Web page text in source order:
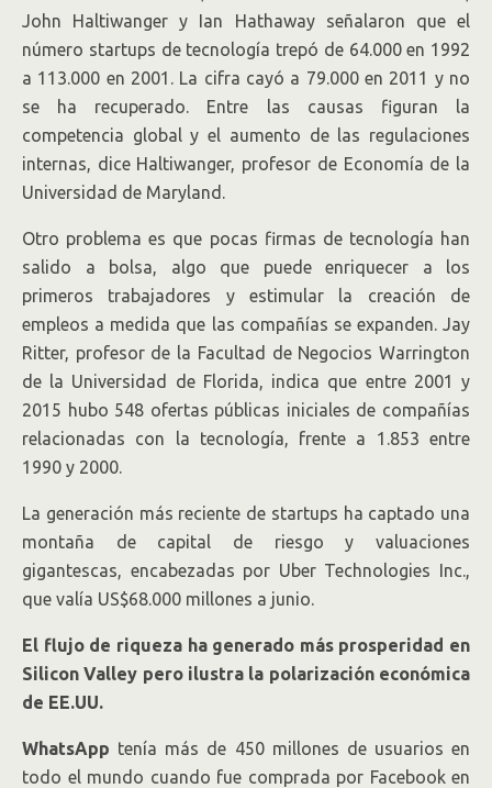
John Haltiwanger y Ian Hathaway señalaron que el
número startups de tecnología trepó de 64.000 en 1992
a 113.000 en 2001. La cifra cayó a 79.000 en 2011 y no
se ha recuperado. Entre las causas figuran la
competencia global y el aumento de las regulaciones
internas, dice Haltiwanger, profesor de Economía de la
Universidad de Maryland.
Otro problema es que pocas firmas de tecnología han
salido a bolsa, algo que puede enriquecer a los
primeros trabajadores y estimular la creación de
empleos a medida que las compañías se expanden. Jay
Ritter, profesor de la Facultad de Negocios Warrington
de la Universidad de Florida, indica que entre 2001 y
2015 hubo 548 ofertas públicas iniciales de compañías
relacionadas con la tecnología, frente a 1.853 entre
1990 y 2000.
La generación más reciente de startups ha captado una
montaña de capital de riesgo y valuaciones
gigantescas, encabezadas por Uber Technologies Inc.,
que valía US$68.000 millones a junio.
El flujo de riqueza ha generado más prosperidad en
Silicon Valley pero ilustra la polarización económica
de EE.UU.
WhatsApp tenía más de 450 millones de usuarios en
todo el mundo cuando fue comprada por Facebook en